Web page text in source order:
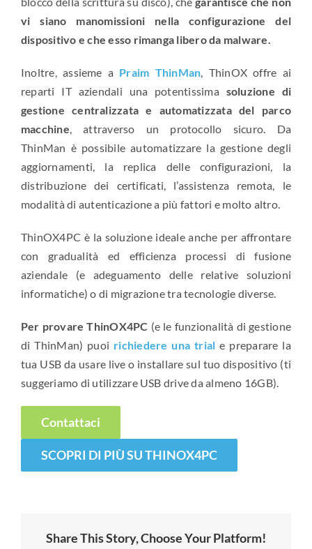
vi siano manomissioni nella configurazione del
dispositivo e che esso rimanga libero da malware.
Inoltre, assieme a Praim ThinMan, ThinOX offre ai
reparti IT aziendali una potentissima soluzione di
gestione centralizzata e automatizzata del parco
macchine, attraverso un protocollo sicuro. Da
ThinMan è possibile automatizzare la gestione degli
aggiornamenti, la replica delle configurazioni, la
distribuzione dei certificati, l’assistenza remota, le
modalità di autenticazione a più fattori e molto altro.
ThinOX4PC è la soluzione ideale anche per affrontare
con gradualità ed efficienza processi di fusione
aziendale (e adeguamento delle relative soluzioni
informatiche) o di migrazione tra tecnologie diverse.
Per provare ThinOX4PC (e le funzionalità di gestione
di ThinMan) puoi richiedere una trial e preparare la
tua USB da usare live o installare sul tuo dispositivo (ti
suggeriamo di utilizzare USB drive da almeno 16GB).
Contattaci
SCOPRI DI PIÙ SU THINOX4PC
Share This Story, Choose Your Platform!